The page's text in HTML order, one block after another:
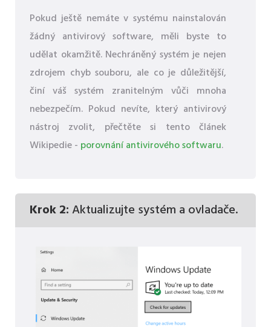
Pokud ještě nemáte v systému nainstalován
žádný antivirový software, měli byste to
udělat okamžitě. Nechráněný systém je nejen
zdrojem chyb souboru, ale co je důležitější,
činí váš systém zranitelným vůči mnoha
nebezpečím. Pokud nevíte, který antivirový
nástroj zvolit, přečtěte si tento článek
Wikipedie - porovnání antivirového softwaru.
Krok 2:Aktualizujte systém a ovladače.